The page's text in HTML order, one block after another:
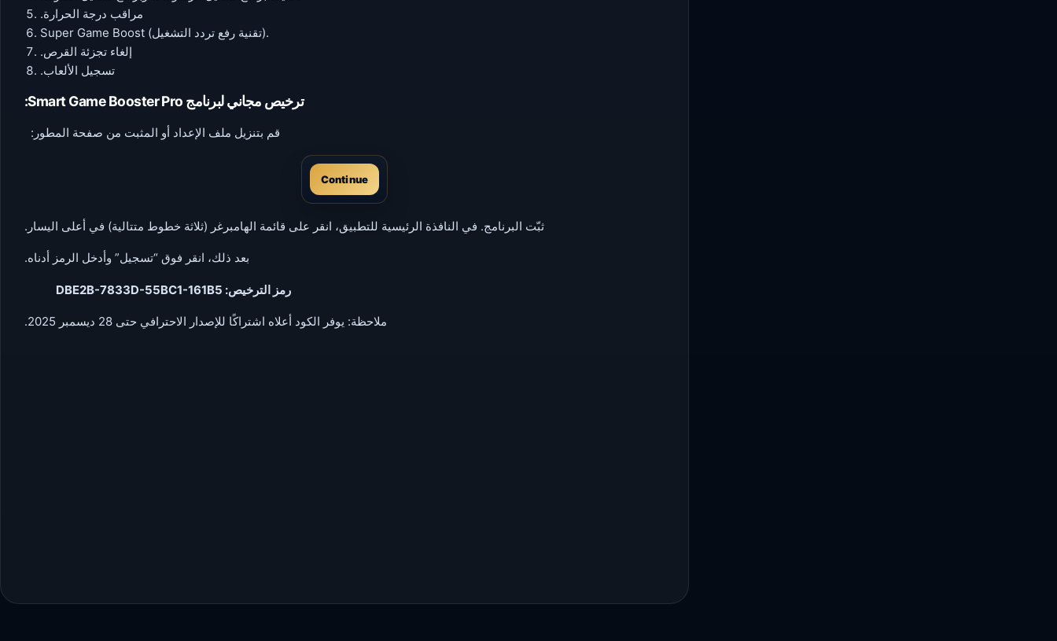
مراقب درجة الحرارة.
Super Game Boost (تقنية رفع تردد التشغيل).
إلغاء تجزئة القرص.
تسجيل الألعاب.
ترخيص مجاني لبرنامج Smart Game Booster Pro:
قم بتنزيل ملف الإعداد أو المثبت من صفحة المطور:
Continue
ثبّت البرنامج. في النافذة الرئيسية للتطبيق، انقر على قائمة الهامبرغر (ثلاثة خطوط متتالية) في أعلى اليسار.
بعد ذلك، انقر فوق “تسجيل” وأدخل الرمز أدناه.
رمز الترخيص: DBE2B-7833D-55BC1-161B5
ملاحظة: يوفر الكود أعلاه اشتراكًا للإصدار الاحترافي حتى 28 ديسمبر 2025.